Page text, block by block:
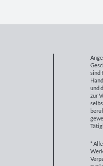
sind
und
zur
*